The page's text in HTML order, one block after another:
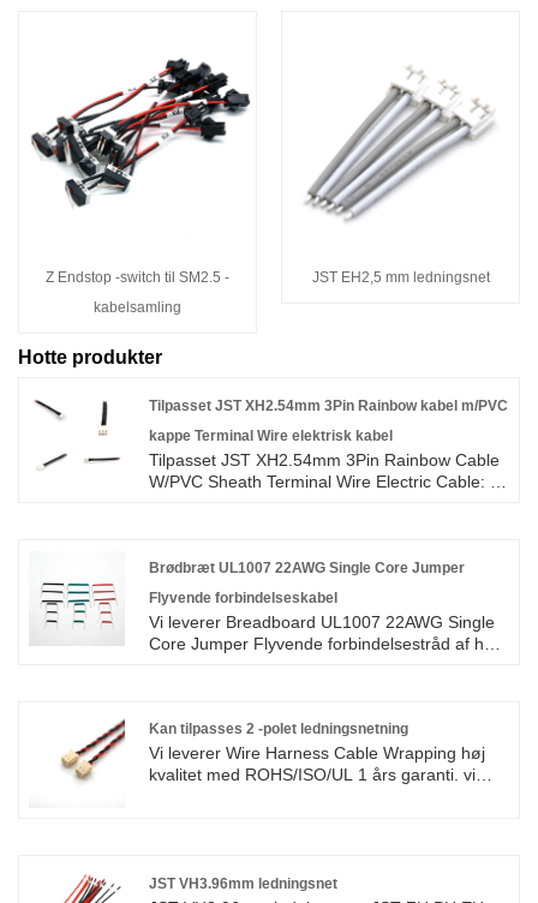
Z Endstop -switch til SM2.5 -
kabelsamling
JST EH2,5 mm ledningsnet
Hotte produkter
Tilpasset JST XH2.54mm 3Pin Rainbow kabel m/PVC
kappe Terminal Wire elektrisk kabel
Tilpasset JST XH2.54mm 3Pin Rainbow Cable
W/PVC Sheath Terminal Wire Electric Cable: Vi
til ledningsnet og fremstilling af stik i mere end
10 år, der dækker det meste af Asien, Europa
og Amerika. Vi forventer at blive din
langsigtede partner i Kina.
Brødbræt UL1007 22AWG Single Core Jumper
Flyvende forbindelseskabel
Vi leverer Breadboard UL1007 22AWG Single
Core Jumper Flyvende forbindelsestråd af høj
Asien, Europa og Amerika. Vi forventer at blive
din langsigtede partner i chinaSend.
Kan tilpasses 2 -polet ledningsnetning
Vi leverer Wire Harness Cable Wrapping høj
kvalitet med ROHS/ISO/UL 1 års garanti. vi
JST VH3.96mm ledningsnet